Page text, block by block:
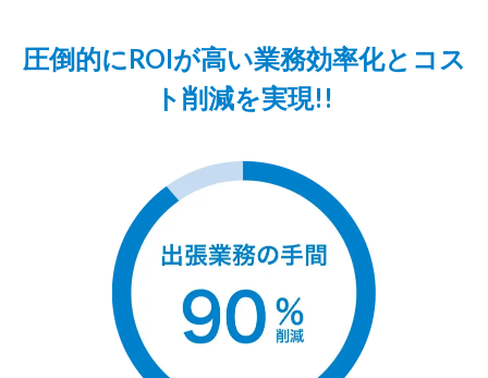
圧倒的にROIが高い業務効率化とコス
ト削減を実現!!